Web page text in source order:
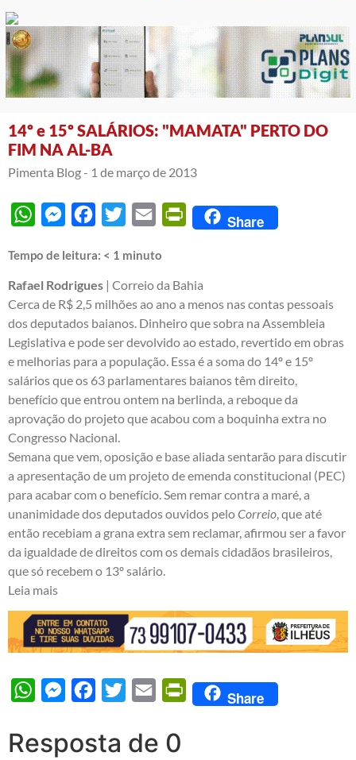
14º e 15º SALÁRIOS: "MAMATA" PERTO DO
FIM NA AL-BA
Pimenta Blog - 1 de março de 2013
WhatsAppMessengerFacebook
Twitter Email PrintFriendly
Share
Tempo de leitura: < 1 minuto
Rafael Rodrigues | Correio da Bahia
Cerca de R$ 2,5 milhões ao ano a menos nas contas pessoais
dos deputados baianos. Dinheiro que sobra na Assembleia
Legislativa e pode ser devolvido ao estado, revertido em obras
e melhorias para a população. Essa é a soma do 14º e 15º
salários que os 63 parlamentares baianos têm direito,
benefício que entrou ontem na berlinda, a reboque da
aprovação do projeto que acabou com a boquinha extra no
Congresso Nacional.
Semana que vem, oposição e base aliada sentarão para discutir
a apresentação de um projeto de emenda constitucional (PEC)
para acabar com o benefício. Sem remar contra a maré, a
unanimidade dos deputados ouvidos peloCorreio , que até
então recebiam a grana extra sem reclamar, afirmou ser a favor
da igualdade de direitos com os demais cidadãos brasileiros,
que só recebem o 13º salário.
Leia mais
WhatsAppMessengerFacebook
Twitter Email PrintFriendly
Share
Resposta de 0